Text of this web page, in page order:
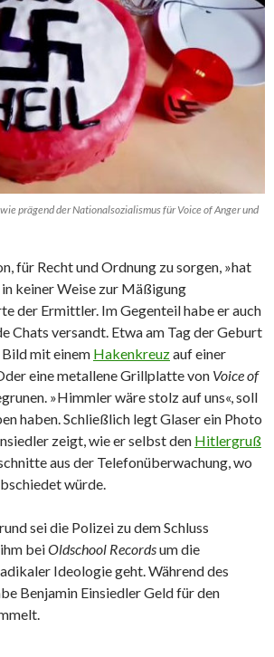
prägend der Nationalsozialismus für Voice of Anger und
für Recht und Ordnung zu sorgen, »hat
keiner Weise zur Mäßigung
der Ermittler. Im Gegenteil habe er auch
Chats versandt. Etwa am Tag der Geburt
mit einem Hakenkreuzauf einer
eine metallene Grillplatte von Voice of
»Himmler wäre stolz auf uns«, soll
haben. Schließlich legt Glaser ein Photo
zeigt, wie er selbst den Hitlergruß
aus der Telefonüberwachung, wo
würde.
sei die Polizei zu dem Schluss
beiOldschool Recordsum die
Ideologie geht. Während des
Benjamin Einsiedler Geld für den